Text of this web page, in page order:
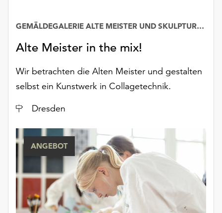
oder
Impressum
Alte Meister in the mix!
GEMÄLDEGALERIE ALTE MEISTER UND SKULPTURENSAMMLUNG BIS 1800
Wir betrachten die Alten Meister und gestalten
selbst ein Kunstwerk in Collagetechnik.
Ort
Dresden
ANGEBOT